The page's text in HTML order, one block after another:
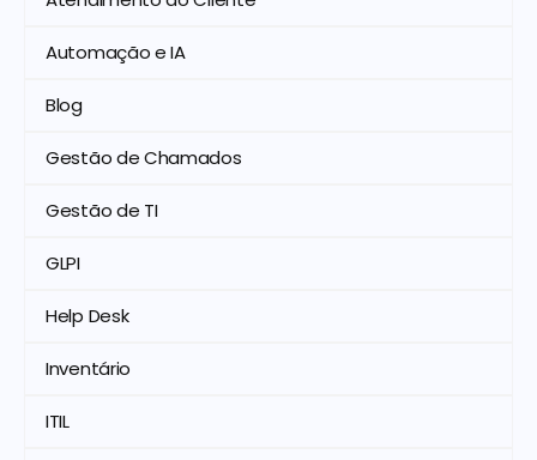
Automação e IA
Blog
Gestão de Chamados
Gestão de TI
GLPI
Help Desk
Inventário
ITIL